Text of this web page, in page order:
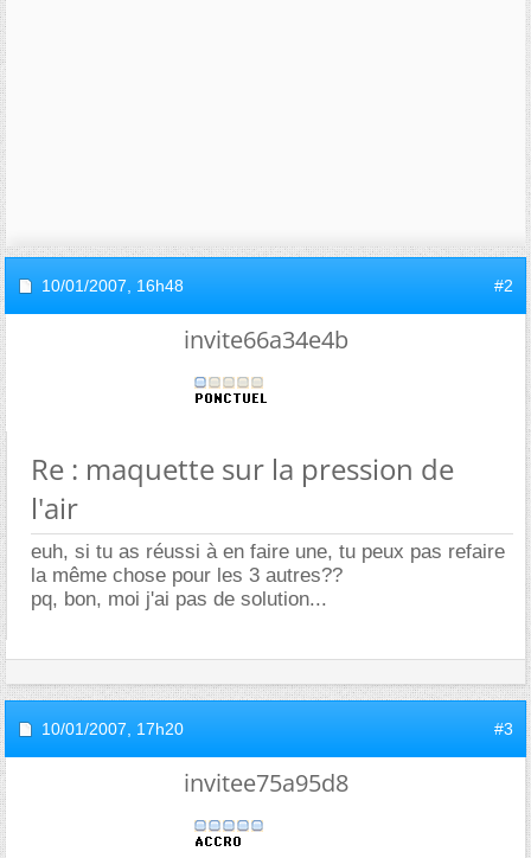
10/01/2007, 16h48 #2
invite66a34e4b
Re : maquette sur la pression de
l'air
euh, si tu as réussi à en faire une, tu peux pas refaire
la même chose pour les 3 autres??
pq, bon, moi j'ai pas de solution...
10/01/2007, 17h20 #3
invitee75a95d8